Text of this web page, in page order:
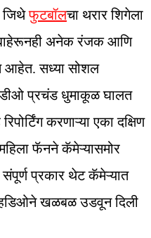
जिथेफुटबॉलचा थरार शिगेला
बाहेरूनही अनेक रंजक आणि
आहेत. सध्या सोशल
प्रचंड धुमाकूळ घालत
करणाऱ्या एका दक्षिण
फॅनने कॅमेऱ्यासमोर
प्रकार थेट कॅमेऱ्यात
खळबळ उडवून दिली